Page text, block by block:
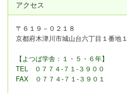
アクセス
〒６１９－０２１８
京都府木津川市城山台六丁目１番地１
【よつば学舎：１・５・６年】
TEL ０７７４-７１-３９００
FAX
０７７４-７１-３９０１